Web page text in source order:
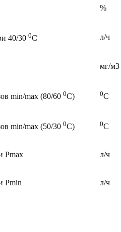
%
40/30 0С л/ч
мг/м3
min/max (80/60 0С) 0С
min/max (50/30 0С) 0С
Pmax л/ч
Pmin л/ч